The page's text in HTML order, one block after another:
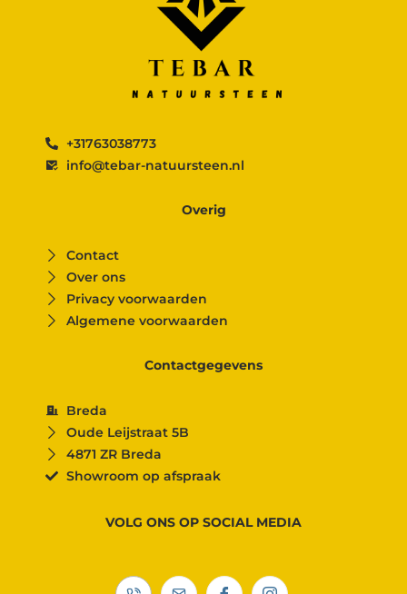
+31763038773
info@tebar-natuursteen.nl
Overig
Contact
Over ons
Privacy voorwaarden
Algemene voorwaarden
Contactgegevens
Breda
Oude Leijstraat 5B
4871 ZR Breda
Showroom op afspraak
VOLG ONS OP SOCIAL MEDIA